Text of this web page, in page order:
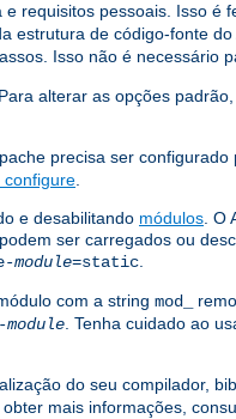
requisitos pessoais. Isso é
estrutura de código-fonte
Isso não é necessário
alterar as opções
precisa ser
configure.
e desabilitando módulos. O
ser carregados ou
module=static.
com a string mod_
module. Tenha cuidado ao
do seu compilador,
obter mais informações,